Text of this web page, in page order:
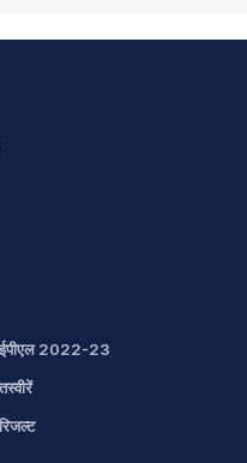
ईपीएल 2022-23
तस्वीरें
रिजल्ट